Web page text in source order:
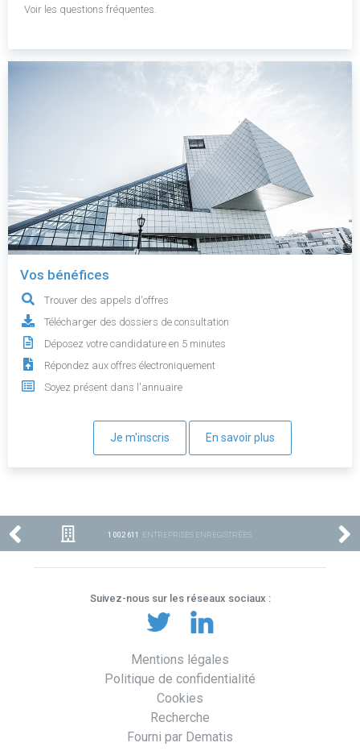
Voir les questions fréquentes.
Vos bénéfices
Trouver des appels d'offres
Télécharger des dossiers de consultation
Déposez votre candidature en 5 minutes
Répondez aux offres électroniquement
Soyez présent dans l'annuaire
Je m'inscris En savoir plus
1 002 611 ENTREPRISES ENREGISTRÉES
Suivez-nous sur les réseaux sociaux :
Mentions légales
Politique de confidentialité
Cookies
Recherche
Fourni par Dematis